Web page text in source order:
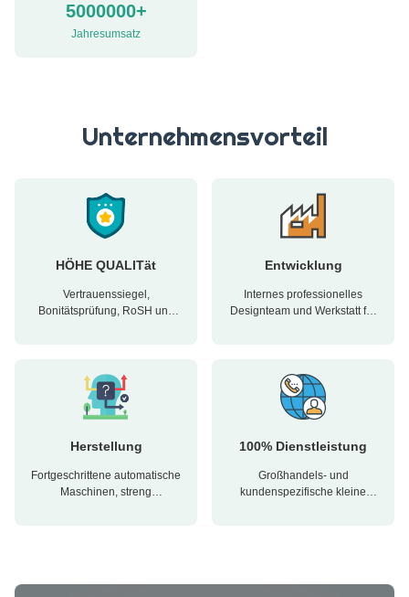
5000000+
Jahresumsatz
Unternehmensvorteil
HÖHE QUALITät
Vertrauenssiegel,
Bonitätsprüfung, RoSH und
Qualitätskontrollsystem und
ein professionelles Testlabor.
Entwicklung
Internes professionelles
Designteam und Werkstatt für
Produkte zu entwickeln, die
Sie brauchen.
Herstellung
Fortgeschrittene automatische
Maschinen, streng
100% Dienstleistung
Großhandels- und
kundenspezifische kleine